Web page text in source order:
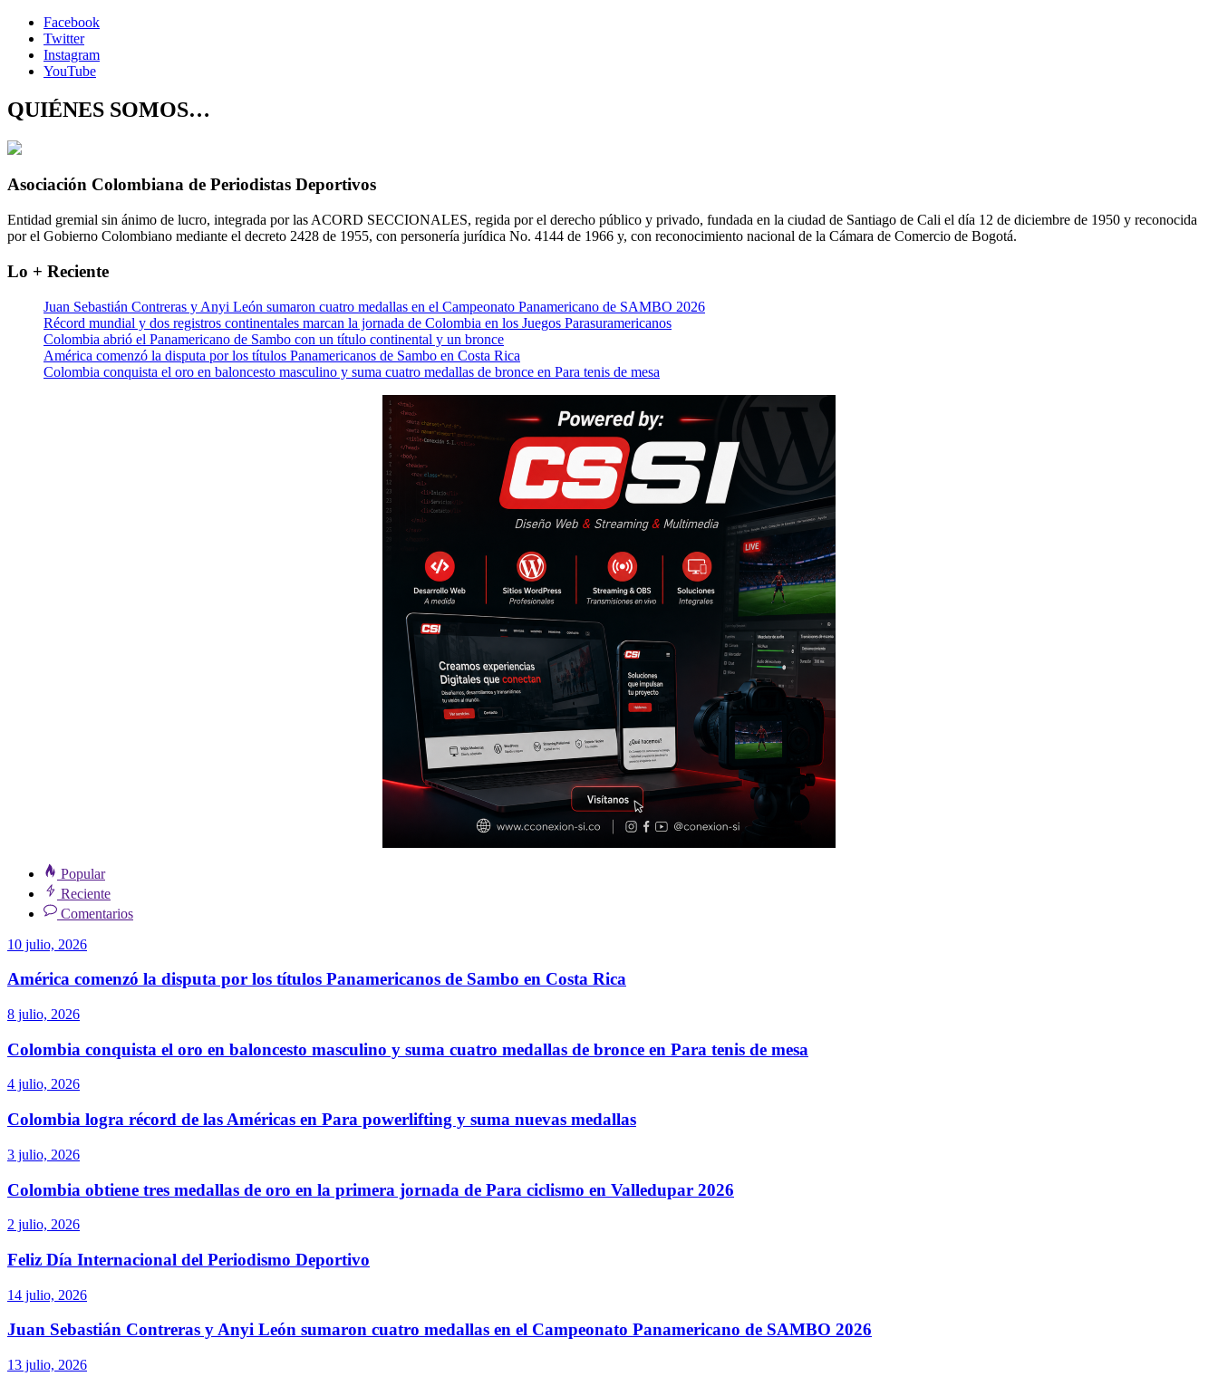
Facebook
Twitter
Instagram
YouTube
QUIÉNES SOMOS…
Asociación Colombiana de Periodistas Deportivos
Entidad gremial sin ánimo de lucro, integrada por las ACORD SECCIONALES, regida por el derecho público y privado, fundada en la ciudad de Santiago de Cali el día 12 de diciembre de 1950 y reconocida
por el Gobierno Colombiano mediante el decreto 2428 de 1955, con personería jurídica No. 4144 de 1966 y, con reconocimiento nacional de la Cámara de Comercio de Bogotá.
Lo + Reciente
Juan Sebastián Contreras y Anyi León sumaron cuatro medallas en el Campeonato Panamericano de SAMBO 2026
Récord mundial y dos registros continentales marcan la jornada de Colombia en los Juegos Parasuramericanos
Colombia abrió el Panamericano de Sambo con un título continental y un bronce
América comenzó la disputa por los títulos Panamericanos de Sambo en Costa Rica
Colombia conquista el oro en baloncesto masculino y suma cuatro medallas de bronce en Para tenis de mesa
Popular
Reciente
Comentarios
10 julio, 2026
América comenzó la disputa por los títulos Panamericanos de Sambo en Costa Rica
8 julio, 2026
Colombia conquista el oro en baloncesto masculino y suma cuatro medallas de bronce en Para tenis de mesa
4 julio, 2026
Colombia logra récord de las Américas en Para powerlifting y suma nuevas medallas
3 julio, 2026
Colombia obtiene tres medallas de oro en la primera jornada de Para ciclismo en Valledupar 2026
2 julio, 2026
Feliz Día Internacional del Periodismo Deportivo
14 julio, 2026
Juan Sebastián Contreras y Anyi León sumaron cuatro medallas en el Campeonato Panamericano de SAMBO 2026
13 julio, 2026